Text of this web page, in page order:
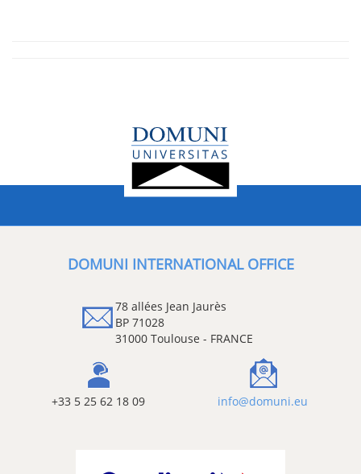
DOMUNI INTERNATIONAL OFFICE
78 allées Jean Jaurès
BP 71028
31000 Toulouse - FRANCE
+33 5 25 62 18 09 info@domuni.eu